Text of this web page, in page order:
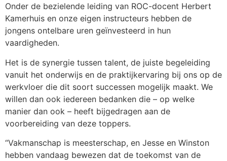
Onder de bezielende leiding van ROC-docent Herbert
Kamerhuis en onze eigen instructeurs hebben de
jongens ontelbare uren geïnvesteerd in hun
vaardigheden.
Het is de synergie tussen talent, de juiste begeleiding
vanuit het onderwijs en de praktijkervaring bij ons op de
werkvloer die dit soort successen mogelijk maakt. We
willen dan ook iedereen bedanken die – op welke
manier dan ook – heeft bijgedragen aan de
voorbereiding van deze toppers.
“Vakmanschap is meesterschap, en Jesse en Winston
hebben vandaag bewezen dat de toekomst van de